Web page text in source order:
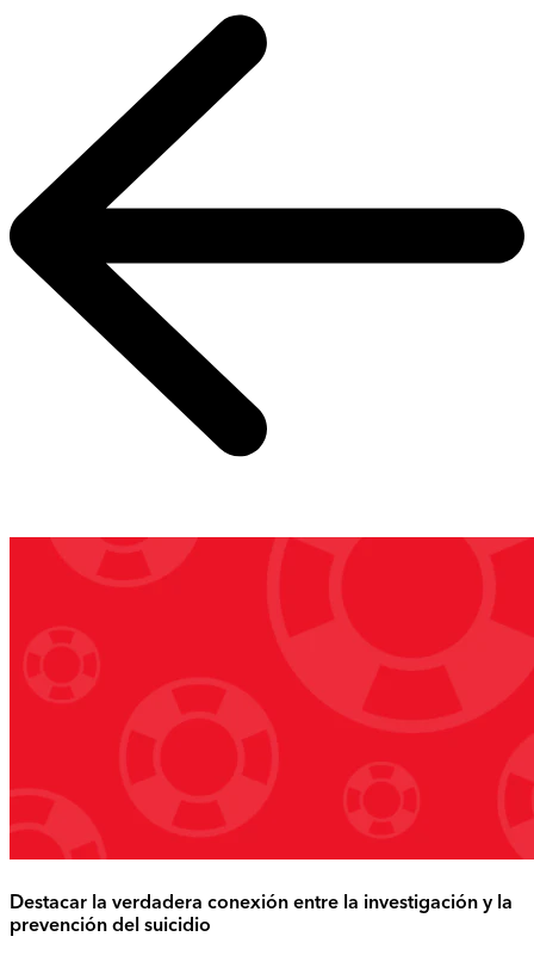
Destacar la verdadera conexión entre la investigación y la
prevención del suicidio